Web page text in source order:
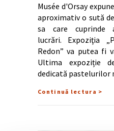
Musée d'Orsay
aproximativ o sută
sa care cuprinde
lucrări. Expoziţia
Redon” va putea fi
Ultima expoziție
dedicată pastelurilor
Continuă lectura >